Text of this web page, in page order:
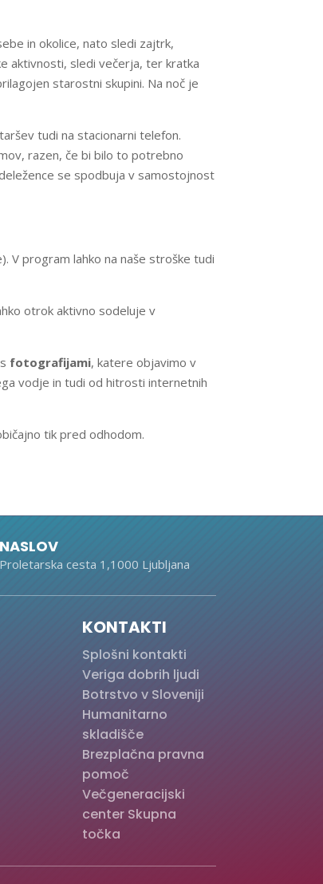
in okolice, nato sledi zajtrk,
aktivnosti, sledi večerja, ter kratka
starostni skupini. Na noč je
tudi na stacionarni telefon.
razen, če bi bilo to potrebno
se spodbuja v samostojnost
V program lahko na naše stroške tudi
otrok aktivno sodeluje v
fotografijami, katere objavimo v
vodje in tudi od hitrosti internetnih
tik pred odhodom.
NASLOV
Proletarska cesta 1,1000 Ljubljana
KONTAKTI
Splošni kontakti
Veriga dobrih ljudi
Botrstvo v Sloveniji
Humanitarno
skladišče
Brezplačna pravna
pomoč
Večgeneracijski
center Skupna
točka